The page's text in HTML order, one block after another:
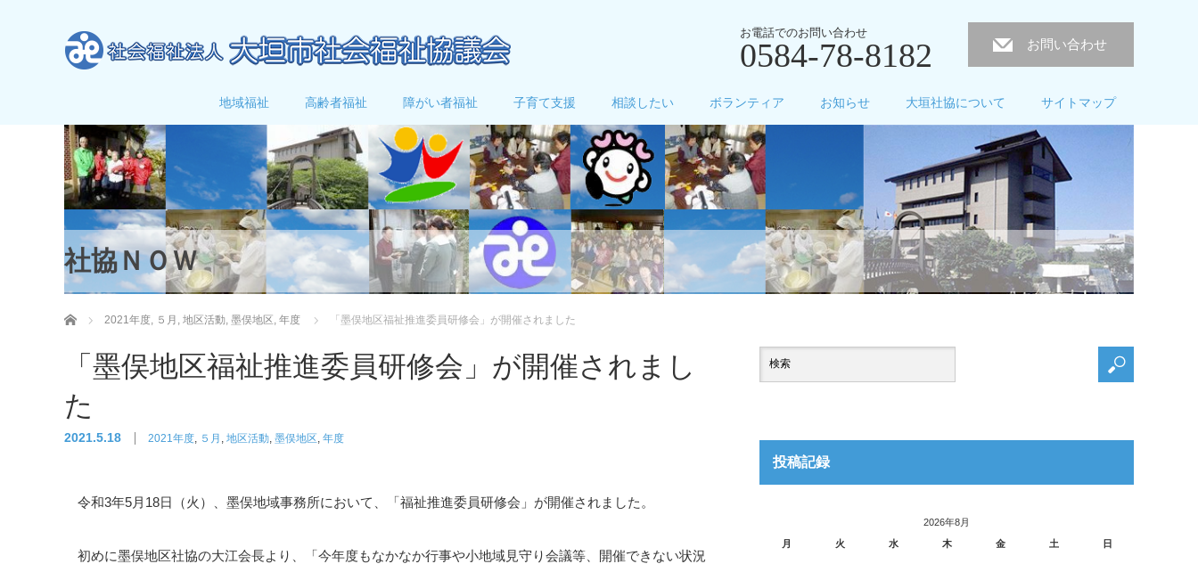
お電話でのお問い合わせ
0584-78-8182 お問い合わせ
地域福祉 高齢者福祉 障がい者福祉 子育て支援 相談したい ボランティア お知らせ 大垣社協について サイトマップ
社協ＮＯＷ
ホーム 2021年度 ５月 地区活動 墨俣地区 年度 「墨俣地区福祉推進委員研修会」が開催されました
「墨俣地区福祉推進委員研修会」が開催されまし
た
2021.5.18 2021年度 ５月 地区活動 墨俣地区 年度
令和3年5月18日（火）、墨俣地域事務所において、「福祉推進委員研修会」が開催されました。
初めに墨俣地区社協の大江会長より、「今年度もなかなか行事や小地域見守り会議等、開催できない状況
投稿記録
2026年8月
月
火 水 木 金 土 日